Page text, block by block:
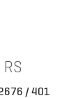
RS
/ 401